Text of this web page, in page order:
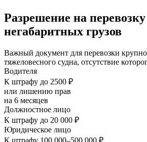
Разрешение на перевозку
негабаритных грузов
Важный документ для перевозки
тяжеловесного судна, отсутствие
Водителя
К штрафу до 2500 ₽
или лишению прав
на 6 месяцев
Должностное лицо
К штрафу до 20 000 ₽
Юридическое лицо